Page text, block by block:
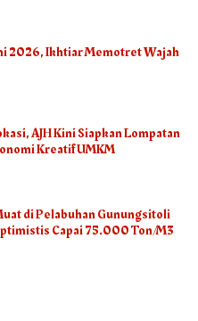
2026, Ikhtiar Memotret Wajah
AJH Kini Siapkan Lompatan
Kreatif UMKM
di Pelabuhan Gunungsitoli
Capai 75.000 Ton/M3